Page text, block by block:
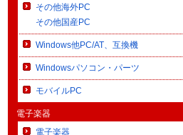
その他海外PC
その他国産PC
Windows他PC/AT、互換機
Windowsパソコン・パーツ
モバイルPC
電子楽器
電子楽器